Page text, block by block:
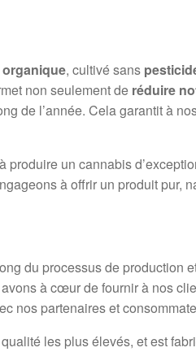
organique, cultivé sans
non seulement de réduire
de l’année. Cela garantit à
un cannabis
à offrir un produit pur,
du processus de production
à cœur de fournir à nos
nos partenaires et
les plus élevés, et est